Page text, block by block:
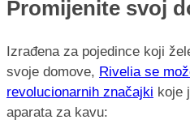
Promijenite svoj
Izrađena za pojedince koji
svoje domove, Rivelia se
revolucionarnih značajki koje
aparata za kavu: